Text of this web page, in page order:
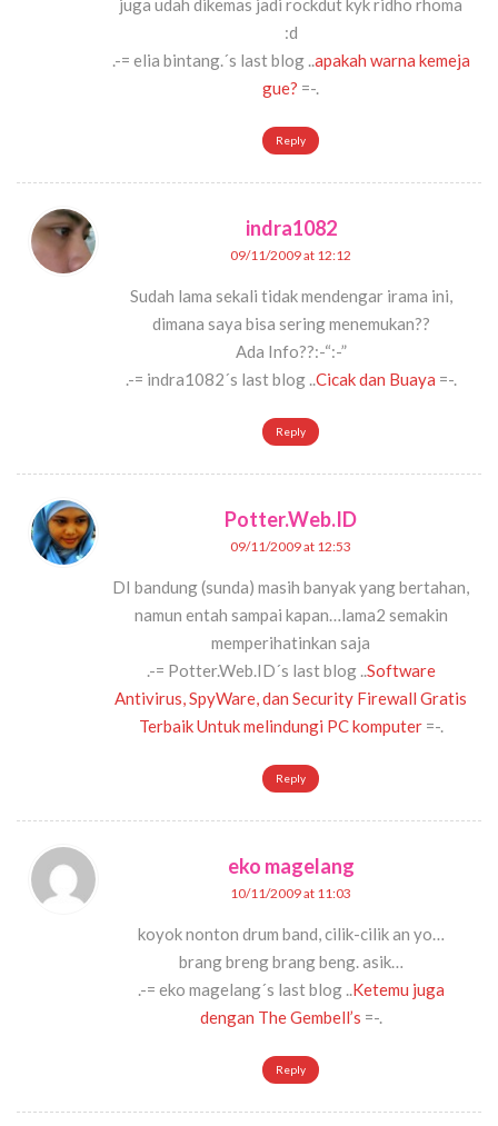
juga udah dikemas jadi rockdut kyk ridho rhoma
:d
.-= elia bintang.´s last blog ..apakah warna kemeja
gue? =-.
Reply
indra1082
09/11/2009 at 12:12
Sudah lama sekali tidak mendengar irama ini,
dimana saya bisa sering menemukan??
Ada Info??:-“:-”
.-= indra1082´s last blog ..Cicak dan Buaya =-.
Reply
Potter.Web.ID
09/11/2009 at 12:53
DI bandung (sunda) masih banyak yang bertahan,
namun entah sampai kapan…lama2 semakin
memperihatinkan saja
.-= Potter.Web.ID´s last blog ..Software
Antivirus, SpyWare, dan Security Firewall Gratis
Terbaik Untuk melindungi PC komputer=-.
Reply
eko magelang
10/11/2009 at 11:03
koyok nonton drum band, cilik-cilik an yo…
brang breng brang beng. asik…
.-= eko magelang´s last blog ..Ketemu juga
dengan The Gembell’s =-.
Reply